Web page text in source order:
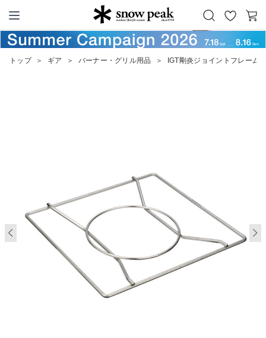
Snow Peak
お
気
カ
ー
トップ ＞ ギア ＞ バーナー・グリル用品 ＞ IGT剛炎ジョイントフレーム